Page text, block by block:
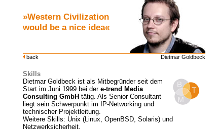
»Western Civilization
would be a nice idea«
back Dietmar Goldbeck
Skills
Dietmar Goldbeck ist als Mitbegründer seit dem
Start im Juni 1999 bei der e-trend Media
Consulting GmbH tätig. Als Senior Consultant
liegt sein Schwerpunkt im IP-Networking und
technischer Projektleitung.
Weitere Skills: Unix (Linux, OpenBSD, Solaris) und
Netzwerksicherheit.